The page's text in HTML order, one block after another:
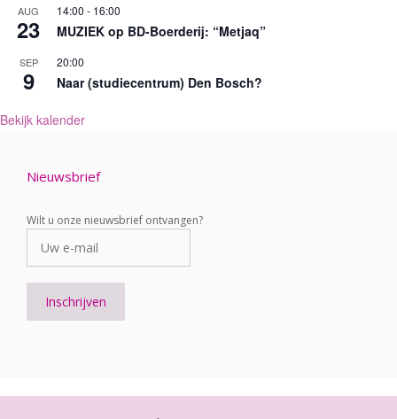
AUG
23
14:00 - 16:00
MUZIEK op BD-Boerderij: “Metjaq”
SEP
9
20:00
Naar (studiecentrum) Den Bosch?
Bekijk kalender
Nieuwsbrief
Wilt u onze nieuwsbrief ontvangen?